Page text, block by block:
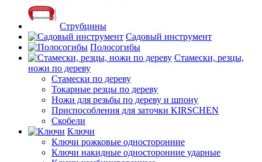
Струбцины
Садовый инструмент
Полосогибы
Стамески, резцы,
ножи по дереву
Стамески по дереву
Токарные резцы по дереву
Ножи для резьбы по дереву и шпону
Приспособления для заточки KIRSCHEN
Скобели
Ключи
Ключи рожковые односторонние
Ключи накидные односторонние ударные